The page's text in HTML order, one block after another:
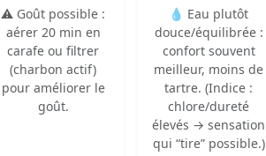
⚠️ Goût possible :
aérer 20 min en
carafe ou filtrer
(charbon actif)
pour améliorer le
goût.
💧 Eau plutôt
douce/équilibrée :
confort souvent
meilleur, moins de
tartre. (Indice :
chlore/dureté
élevés → sensation
qui “tire” possible.)